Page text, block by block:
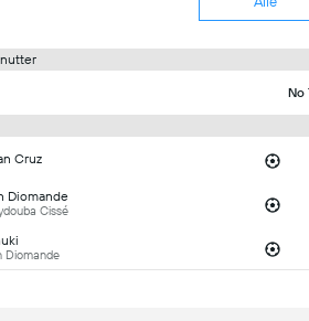
No
Cruz
Diomande
Cissé
Diomande